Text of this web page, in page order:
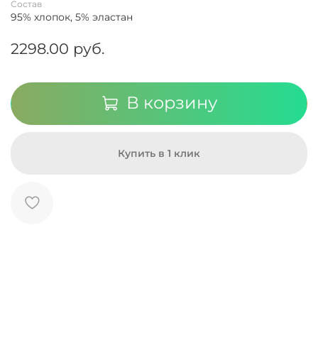
Состав
95% хлопок, 5% эластан
2298.00 руб.
В корзину
Купить в 1 клик